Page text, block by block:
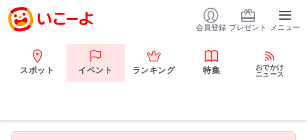
会員登録 プレゼント メニュー
スポット イベント ランキング 特集
おでかけ
ニュース